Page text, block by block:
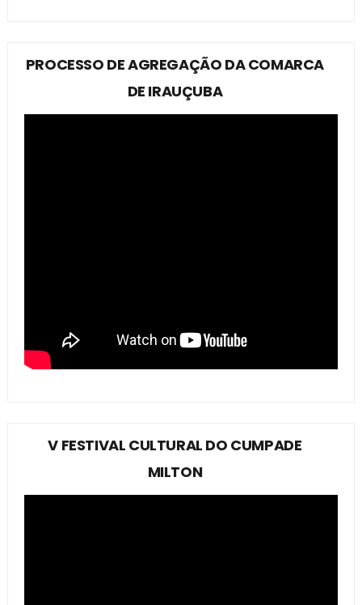
PROCESSO DE AGREGAÇÃO DA COMARCA
DE IRAUÇUBA
V FESTIVAL CULTURAL DO CUMPADE
MILTON